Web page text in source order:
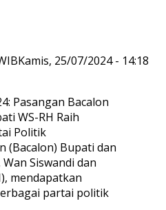
Kamis, 25/07/2024 - 14:18
(Bacalon) Bupati dan
Siswandi dan
mendapatkan
partai politik